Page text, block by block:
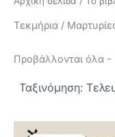
Τεκμήρια /
Προβάλλονται όλα -